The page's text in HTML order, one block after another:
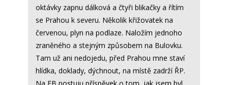
oktávky zapnu dálková a čtyři blikačky a řítím
se Prahou k severu. Několik křižovatek na
červenou, plyn na podlaze. Naložím jednoho
zraněného a stejným způsobem na Bulovku.
Tam už ani nedojedu, před Prahou mne staví
hlídka, doklady, dýchnout, na místě zadrží ŘP.